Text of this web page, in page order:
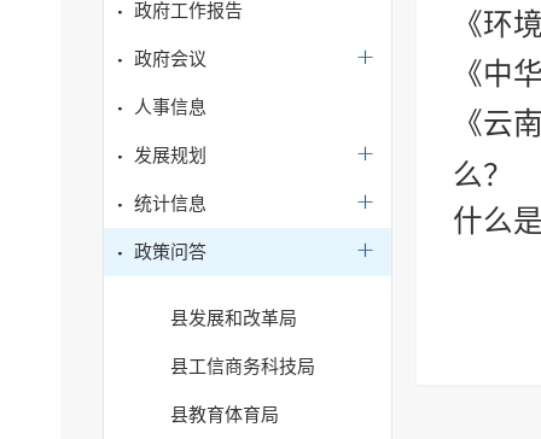
政府工作报告
政府会议
人事信息
发展规划
统计信息
政策问答
县发展和改革局
县工信商务科技局
县教育体育局
《环
《中
《云
么？
什么